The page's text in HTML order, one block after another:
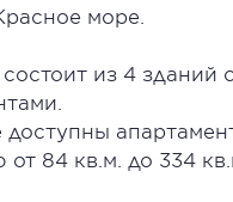
море.
из 4 зданий
доступны
84 кв.м. до 334